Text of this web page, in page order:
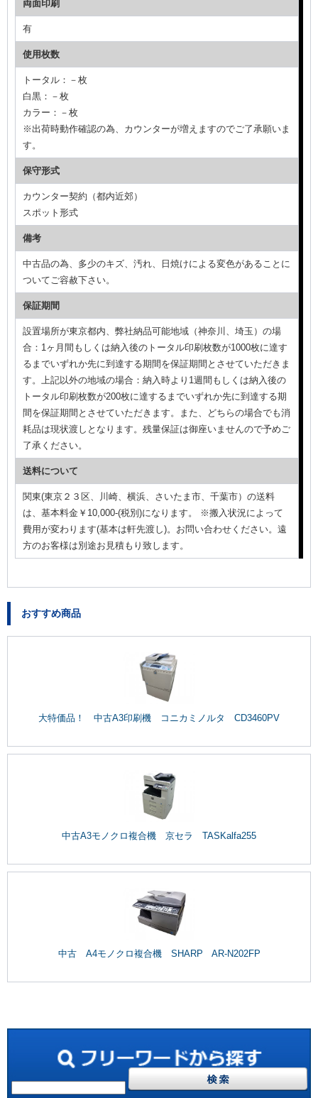
両面印刷
有
使用枚数
トータル：－枚
白黒：－枚
カラー：－枚
※出荷時動作確認の為、カウンターが増えますのでご了承願いま
す。
保守形式
カウンター契約（都内近郊）
スポット形式
備考
中古品の為、多少のキズ、汚れ、日焼けによる変色があることに
ついてご容赦下さい。
保証期間
設置場所が東京都内、弊社納品可能地域（神奈川、埼玉）の場
合：1ヶ月間もしくは納入後のトータル印刷枚数が1000枚に達す
るまでいずれか先に到達する期間を保証期間とさせていただきま
す。上記以外の地域の場合：納入時より1週間もしくは納入後の
トータル印刷枚数が200枚に達するまでいずれか先に到達する期
間を保証期間とさせていただきます。また、どちらの場合でも消
耗品は現状渡しとなります。残量保証は御座いませんので予めご
了承ください。
送料について
関東(東京２３区、川崎、横浜、さいたま市、千葉市）の送料
は、基本料金￥10,000-(税別)になります。 ※搬入状況によって
費用が変わります(基本は軒先渡し)。お問い合わせください。遠
方のお客様は別途お見積もり致します。
おすすめ商品
大特価品！ 中古A3印刷機 コニカミノルタ CD3460PV
中古A3モノクロ複合機 京セラ TASKalfa255
中古 A4モノクロ複合機 SHARP AR-N202FP